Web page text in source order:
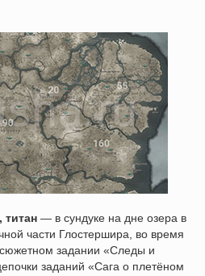
— в сундуке на дне озера в
части Глостершира, во время
задании «Следы и
заданий «Сага о плетёном